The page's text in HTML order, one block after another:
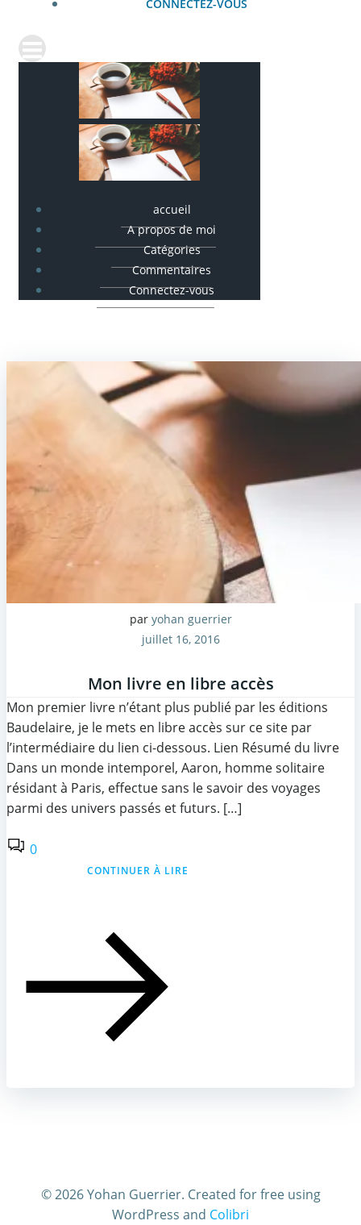
CONNECTEZ-VOUS
accueil
A propos de moi
Catégories
Commentaires
Connectez-vous
par yohan guerrier
juillet 16, 2016
Mon livre en libre accès
Mon premier livre n’étant plus publié par les éditions
Baudelaire, je le mets en libre accès sur ce site par
l’intermédiaire du lien ci-dessous. Lien Résumé du livre
Dans un monde intemporel, Aaron, homme solitaire
résidant à Paris, effectue sans le savoir des voyages
parmi des univers passés et futurs. […]
0
CONTINUER À LIRE
© 2026 Yohan Guerrier. Created for free using
WordPress and Colibri